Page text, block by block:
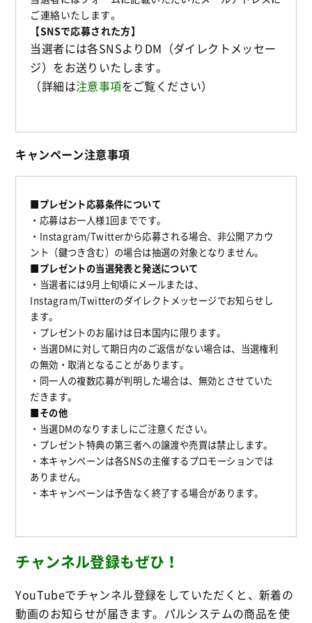
ご連絡いたします。
【SNSで応募された方】
当選者には各SNSよりDM（ダイレクトメッセー
ジ）をお送りいたします。
（詳細は注意事項をご覧ください）
キャンペーン注意事項
■プレゼント応募条件について
・応募はお一人様1回までです。
・Instagram/Twitterから応募される場合、非公開アカウ
ント（鍵つき含む）の場合は抽選の対象となりません。
■プレゼントの当選発表と発送について
・当選者には9月上旬頃にメールまたは、
Instagram/Twitterのダイレクトメッセージでお知らせし
ます。
・プレゼントのお届けは日本国内に限ります。
・当選DMに対して期日内のご返信がない場合は、当選権利
の無効・取消となることがあります。
・同一人の複数応募が判明した場合は、無効とさせていた
だきます。
■その他
・当選DMのなりすましにご注意ください。
・プレゼント特典の第三者への譲渡や売買は禁止します。
・本キャンペーンは各SNSの主催するプロモーションでは
ありません。
・本キャンペーンは予告なく終了する場合があります。
チャンネル登録もぜひ！
YouTubeでチャンネル登録をしていただくと、新着の
動画のお知らせが届きます。パルシステムの商品を使